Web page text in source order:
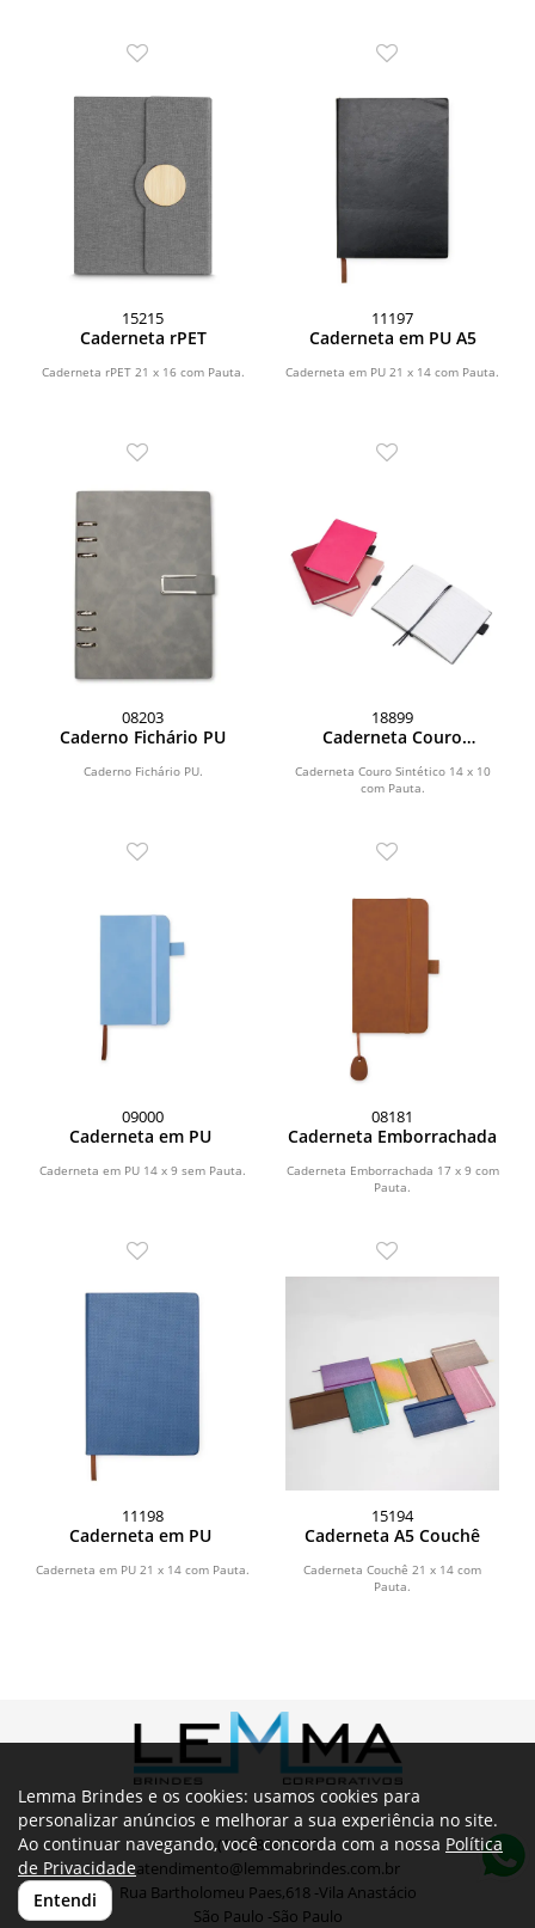
15215
Caderneta rPET
Caderneta rPET 21 x 16 com Pauta.
11197
Caderneta em PU A5
Caderneta em PU 21 x 14 com Pauta.
08203
Caderno Fichário PU
Caderno Fichário PU.
18899
Caderneta Couro
Caderneta Couro Sintético 14 x 10
com Pauta.
09000
Caderneta em PU
Caderneta em PU 14 x 9 sem Pauta.
08181
Caderneta Emborrachada
Caderneta Emborrachada 17 x 9 com
Pauta.
11198
Caderneta em PU
Caderneta em PU 21 x 14 com Pauta.
15194
Caderneta A5 Couchê
Caderneta Couchê 21 x 14 com
Pauta.
(11) 3804-6540
atendimento@lemmabrindes.com.br
Rua Bartholomeu Paes,618 -Vila Anastácio
São Paulo -São Paulo
Lemma Brindes e os cookies: usamos cookies para
personalizar anúncios e melhorar a sua experiência no site.
Ao continuar navegando, você concorda com a nossa Política
de Privacidade
Entendi